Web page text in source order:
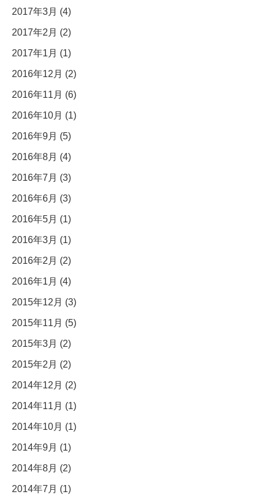
2017年3月 (4)
2017年2月 (2)
2017年1月 (1)
2016年12月 (2)
2016年11月 (6)
2016年10月 (1)
2016年9月 (5)
2016年8月 (4)
2016年7月 (3)
2016年6月 (3)
2016年5月 (1)
2016年3月 (1)
2016年2月 (2)
2016年1月 (4)
2015年12月 (3)
2015年11月 (5)
2015年3月 (2)
2015年2月 (2)
2014年12月 (2)
2014年11月 (1)
2014年10月 (1)
2014年9月 (1)
2014年8月 (2)
2014年7月 (1)